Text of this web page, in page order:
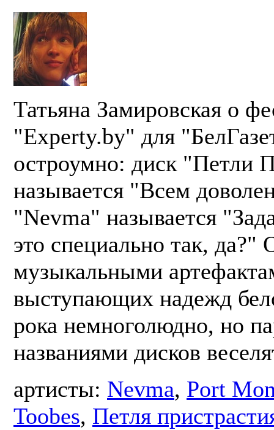
Татьяна Замировская о
"Experty.by" для
остроумно: диск "Петли
называется "Всем
"Nevma" называется
это специально так, да?"
музыкальными
выступающих надежд
рока немноголюдно, но
названиями дисков
артисты: Nevma, Port
Toobes, Петля